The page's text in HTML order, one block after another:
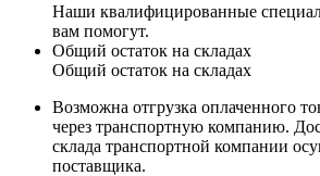
Наши квалифицированные
вам помогут.
Общий остаток на складах
Общий остаток на складах
Возможна отгрузка оплаченного
через транспортную компанию.
склада транспортной компании
поставщика.